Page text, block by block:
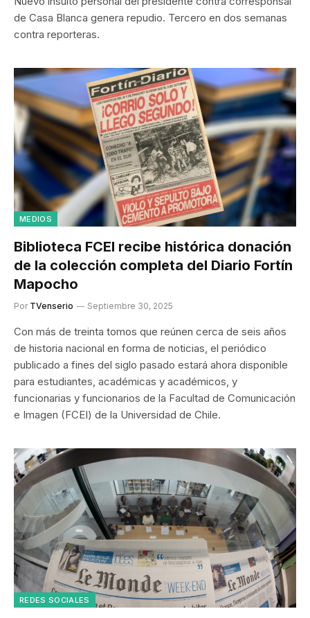
de Casa Blanca genera repudio. Tercero en dos semanas
contra reporteras.
MEDIOS
Biblioteca FCEI recibe histórica donación
de la colección completa del Diario Fortín
Mapocho
Por TVenserio Septiembre 30, 2025
Con más de treinta tomos que reúnen cerca de seis años
de historia nacional en forma de noticias, el periódico
publicado a fines del siglo pasado estará ahora disponible
para estudiantes, académicas y académicos, y
funcionarias y funcionarios de la Facultad de Comunicación
e Imagen (FCEI) de la Universidad de Chile.
REDES SOCIALES